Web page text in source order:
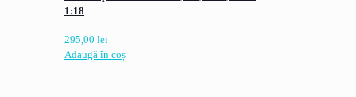
1:18
295,00 lei
Adaugă în coș